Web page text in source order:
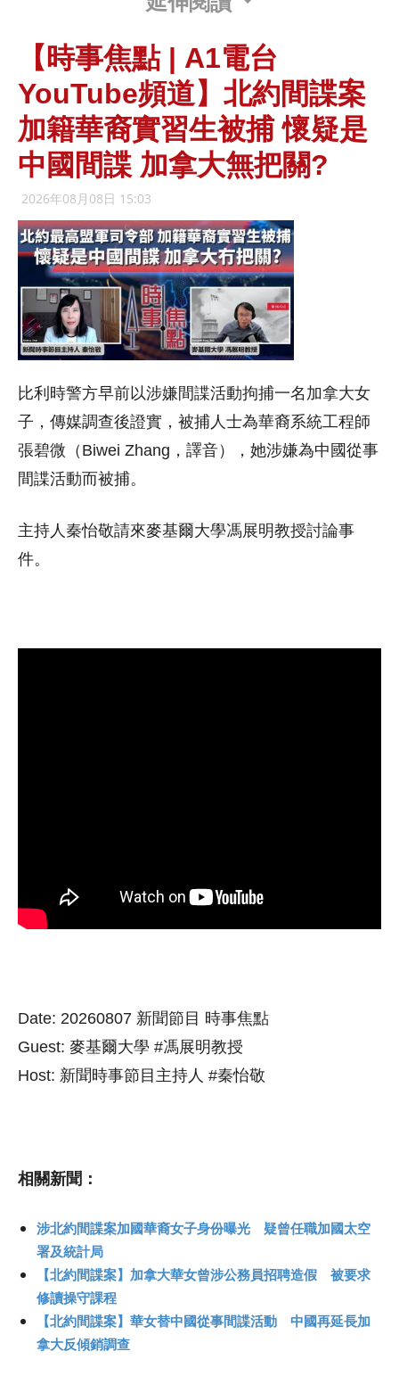
【時事焦點 | A1電台
YouTube頻道】北約間諜案
加籍華裔實習生被捕 懷疑是
中國間諜 加拿大無把關?
2026年08月08日 15:03
比利時警方早前以涉嫌間諜活動拘捕一名加拿大女
子，傳媒調查後證實，被捕人士為華裔系統工程師
張碧微（Biwei Zhang，譯音），她涉嫌為中國從事
間諜活動而被捕。
主持人秦怡敬請來麥基爾大學馮展明教授討論事
件。
Date: 20260807 新聞節目 時事焦點
Guest: 麥基爾大學 #馮展明教授
Host: 新聞時事節目主持人 #秦怡敬
相關新聞：
涉北約間諜案加國華裔女子身份曝光 疑曾任職加國太空
署及統計局
【北約間諜案】加拿大華女曾涉公務員招聘造假 被要求
修讀操守課程
【北約間諜案】華女替中國從事間諜活動 中國再延長加
拿大反傾銷調查